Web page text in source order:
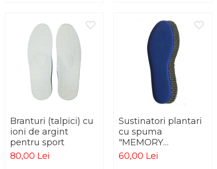
Branturi (talpici) cu
ioni de argint
pentru sport
80,00 Lei
Sustinatori plantari
cu spuma
"MEMORY
COMFORT"
60,00 Lei